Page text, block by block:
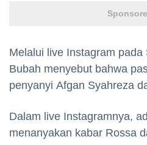
Melalui live Instagram
Bubah menyebut bahwa
penyanyi Afgan Syahreza
Dalam live Instagramnya,
menanyakan kabar Rossa